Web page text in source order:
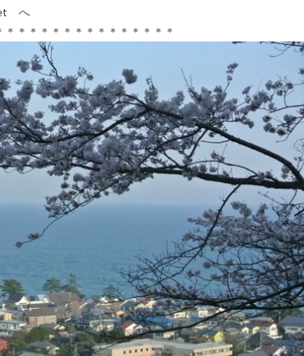
へ
＊＊＊＊＊＊＊＊＊＊＊＊＊＊